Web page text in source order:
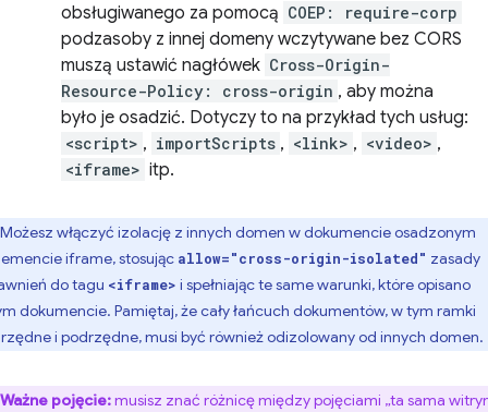
obsługiwanego za pomocą COEP: require-corp
podzasoby z innej domeny wczytywane bez CORS
muszą ustawić nagłówek Cross-Origin-
Resource-Policy: cross-origin , aby można
było je osadzić. Dotyczy to na przykład tych usług:
<script> , importScripts , <link> , <video> ,
<iframe> itp.
Możesz włączyć izolację z innych domen w dokumencie osadzonym
iframe, stosując allow="cross-origin-isolated" zasady
do tagu <iframe> i spełniając te same warunki, które opisano
dokumencie. Pamiętaj, że cały łańcuch dokumentów, w tym ramki
i podrzędne, musi być również odizolowany od innych domen.
Ważne pojęcie:musisz znać różnicę między pojęciami „ta sama